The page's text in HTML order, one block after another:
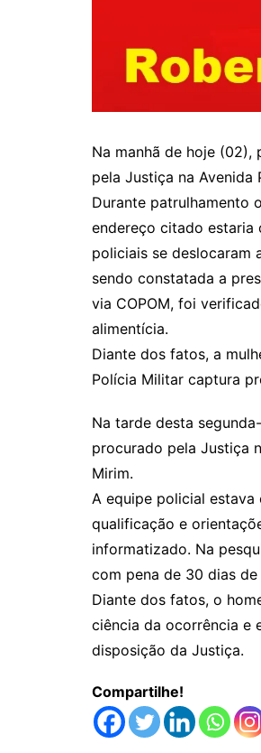
Na manhã de hoje (02),
pela Justiça na Avenida
Durante patrulhamento
endereço citado estaria
policiais se deslocaram
sendo constatada a
via COPOM, foi
alimentícia.
Diante dos fatos, a
Polícia Militar captura
Na tarde desta
procurado pela Justiça
Mirim.
A equipe policial
qualificação e
informatizado. Na
com pena de 30 dias
Diante dos fatos, o
ciência da ocorrência e
disposição da Justiça.
Compartilhe!